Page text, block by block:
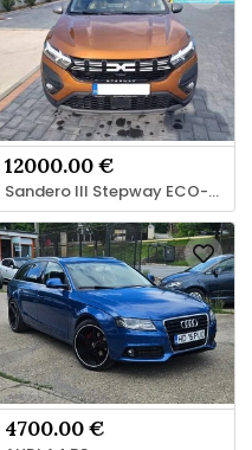
12000.00 €
Sandero III Stepway ECO-G 100 GPL
4700.00 €